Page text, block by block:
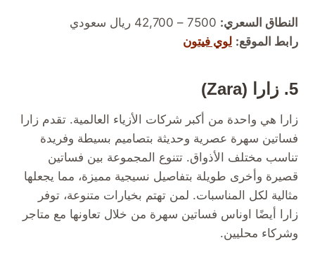
النطاق السعري:
رابط الموقع: لوي فيتون
5. زارا (Zara)
زارا هي واحدة من أكبر شركات الأزياء العالمية. تقدم زارا
فساتين سهرة عصرية وحديثة بتصاميم بسيطة وفريدة
تناسب مختلف الأذواق. تتنوع المجموعة بين فساتين
قصيرة وأخرى طويلة بتفاصيل نسيجية مميزة، مما يجعلها
مثالية لكل المناسبات. لمن تهتم بخيارات متنوعة، توفر
زارا أيضًا اوناس فساتين سهرة من خلال تعاونها مع متاجر
وشركاء محليين.